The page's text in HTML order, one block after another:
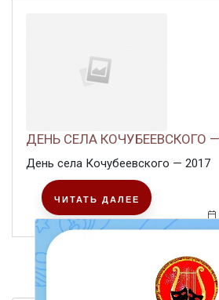
ДЕНЬ СЕЛА КОЧУБЕЕВСКОГО
День села Кочубеевского — 2017
ЧИТАТЬ ДАЛЕЕ
1